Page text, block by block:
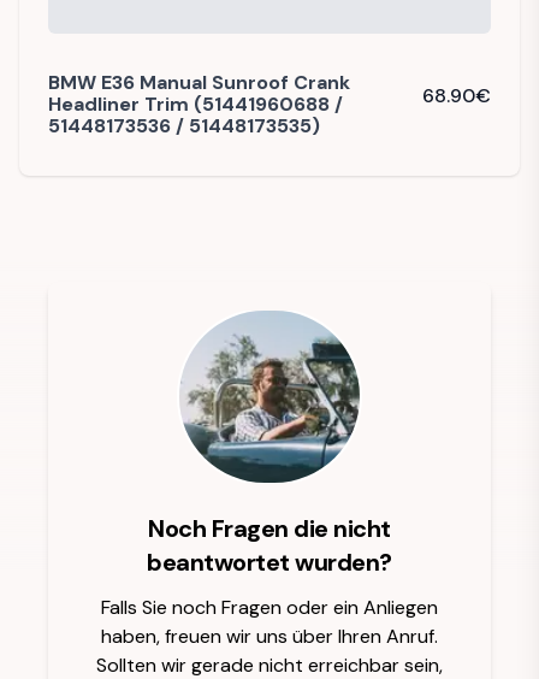
BMW E36 Manual Sunroof Crank
Headliner Trim (51441960688 /
51448173536 / 51448173535)
68.90€
Noch Fragen die nicht
beantwortet wurden?
Falls Sie noch Fragen oder ein Anliegen
haben, freuen wir uns über Ihren Anruf.
Sollten wir gerade nicht erreichbar sein,